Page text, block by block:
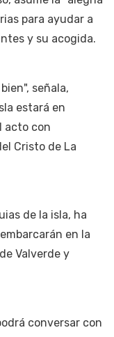
para ayudar a
y su acogida.
señala,
estará en
acto con
Cristo de La
de la isla, ha
en la
Valverde y
conversar con